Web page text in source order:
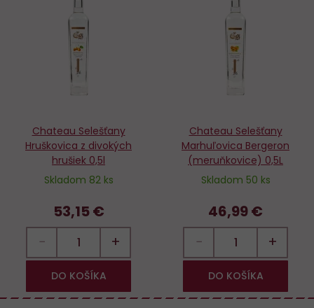
Chateau Selešťany
Hruškovica z divokých
hrušiek 0,5l
Skladom 82 ks
53,15 €
− +
DO KOŠÍKA
Chateau Selešťany
Marhuľovica Bergeron
(meruňkovice) 0,5L
Skladom 50 ks
46,99 €
− +
DO KOŠÍKA